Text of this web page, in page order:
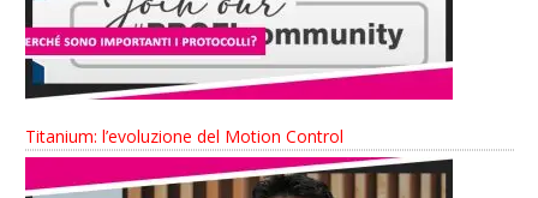
Titanium: l’evoluzione del Motion Control